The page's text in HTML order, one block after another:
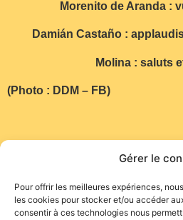
Gérer le
Pour offrir les meilleures expériences,
les cookies pour stocker et/ou accéder
consentir à ces technologies nous
Morenito de Aranda :
Damián Castaño :
Molina : saluts
(Photo : DDM – FB)